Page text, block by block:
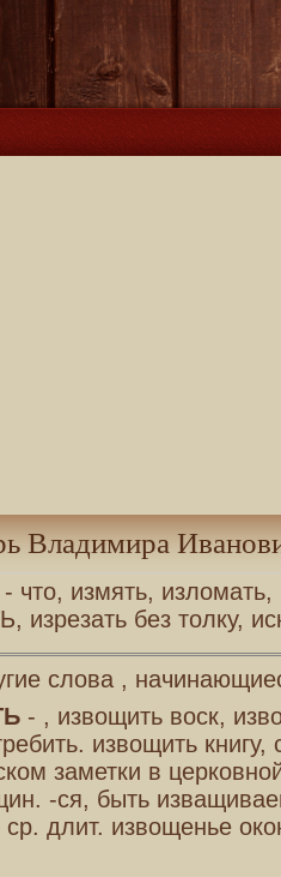
Владимира
что, измять, изломать,
без толку,
слова ,
- , извощить воск,
извощить книгу,
заметки в
-ся, быть
длит. извощенье